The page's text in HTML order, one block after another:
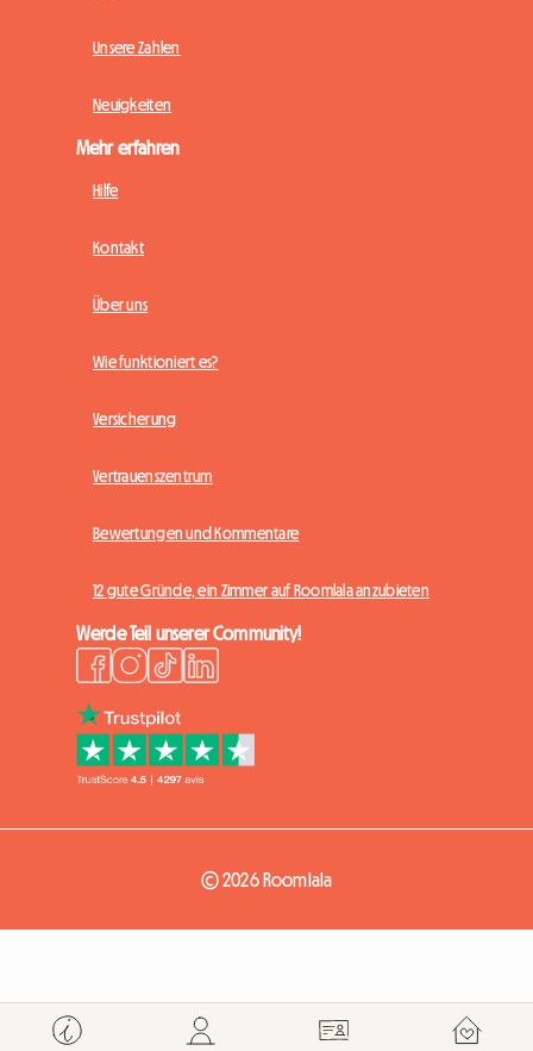
Unsere Zahlen
Neuigkeiten
Mehr erfahren
Hilfe
Kontakt
Über uns
Wie funktioniert es?
Versicherung
Vertrauenszentrum
Bewertungen und Kommentare
12 gute Gründe, ein Zimmer auf Roomlala anzubieten
Werde Teil unserer Community!
© 2026 Roomlala